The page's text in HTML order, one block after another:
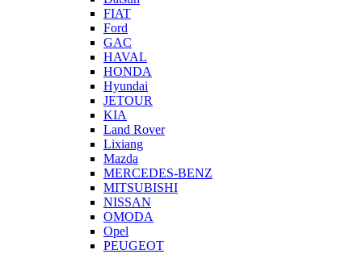
FIAT
Ford
GAC
HAVAL
HONDA
Hyundai
JETOUR
KIA
Land Rover
Lixiang
Mazda
MERCEDES-BENZ
MITSUBISHI
NISSAN
OMODA
Opel
PEUGEOT